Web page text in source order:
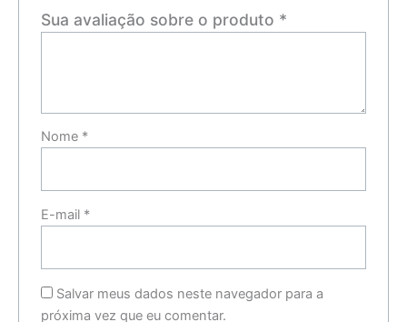
Sua avaliação sobre o produto *
Nome *
E-mail *
Salvar meus dados neste navegador para a
próxima vez que eu comentar.